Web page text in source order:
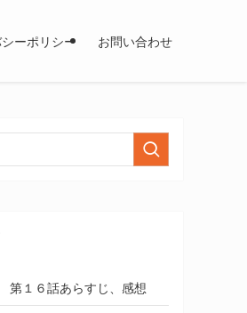
ーポリシー お問い合わせ
１６話あらすじ、感想